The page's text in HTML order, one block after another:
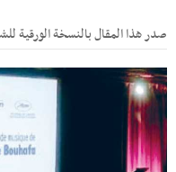
صدر هذا المقال بالنسخة الورقية للشروق -